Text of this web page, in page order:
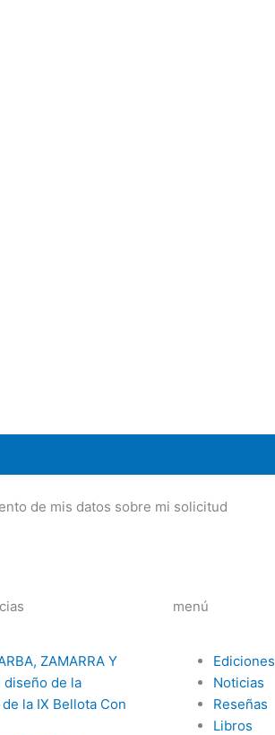
de mis datos sobre mi solicitud
ZAMARRA Y
diseño de la
la IX Bellota Con
menú
Ediciones
Noticias
Reseñas
Libros